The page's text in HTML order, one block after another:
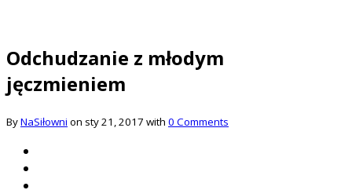
Odchudzanie z młodym
jęczmieniem
ByNaSiłowni on sty 21, 2017 with 0 Comments